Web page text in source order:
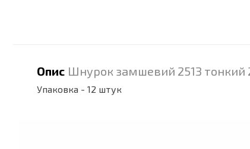
Опис Шнурок замшевий 2513 тонкий
Упаковка - 12 штук